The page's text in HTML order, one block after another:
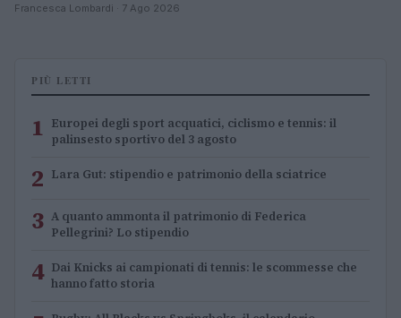
Francesca Lombardi · 7 Ago 2026
PIÙ LETTI
1 Europei degli sport acquatici, ciclismo e tennis: il
palinsesto sportivo del 3 agosto
2 Lara Gut: stipendio e patrimonio della sciatrice
3 A quanto ammonta il patrimonio di Federica
Pellegrini? Lo stipendio
4 Dai Knicks ai campionati di tennis: le scommesse che
hanno fatto storia